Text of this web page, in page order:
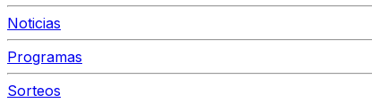
Noticias
Programas
Sorteos